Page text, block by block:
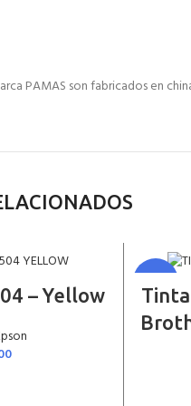
PAMAS son fabricados en
– Yellow